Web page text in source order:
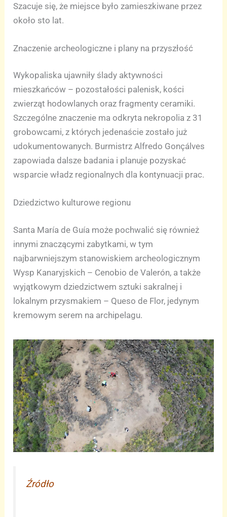
Szacuje się, że miejsce było zamieszkiwane przez
około sto lat.
Znaczenie archeologiczne i plany na przyszłość
Wykopaliska ujawniły ślady aktywności
mieszkańców – pozostałości palenisk, kości
zwierząt hodowlanych oraz fragmenty ceramiki.
Szczególne znaczenie ma odkryta nekropolia z 31
grobowcami, z których jedenaście zostało już
udokumentowanych. Burmistrz Alfredo Gonçálves
zapowiada dalsze badania i planuje pozyskać
wsparcie władz regionalnych dla kontynuacji prac.
Dziedzictwo kulturowe regionu
Santa María de Guía może pochwalić się również
innymi znaczącymi zabytkami, w tym
najbarwniejszym stanowiskiem archeologicznym
Wysp Kanaryjskich – Cenobio de Valerón, a także
wyjątkowym dziedzictwem sztuki sakralnej i
lokalnym przysmakiem – Queso de Flor, jedynym
kremowym serem na archipelagu.
Źródło